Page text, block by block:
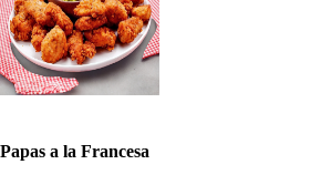
Papas a la Francesa